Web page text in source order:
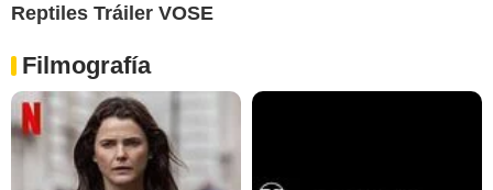
Reptiles Tráiler VOSE
Filmografía